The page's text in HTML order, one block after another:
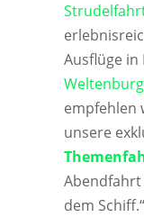
Ausflüge in
Weltenburg
empfehlen
unsere
Abendfahrt
dem Schiff.“